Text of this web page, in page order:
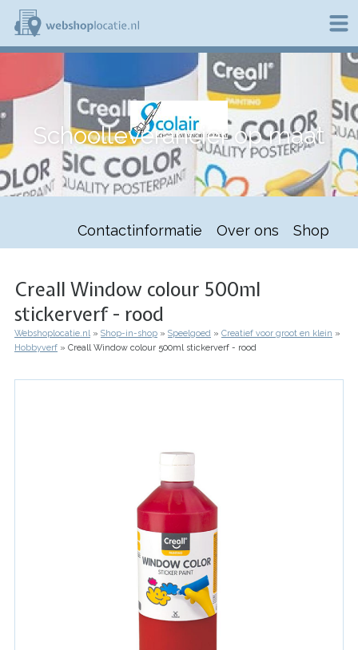
Overslaan
naar
de
s
p
o
c
l
Schoolleverancier op maat
Contactinformatie Over ons Shop
Creall Window colour 500ml
stickerverf - rood
Kruimelpad
Webshoplocatie.nl Shop-in-shop Speelgoed
Creatief voor groot en klein
Hobbyverf
Creall Window colour 500ml stickerverf - rood